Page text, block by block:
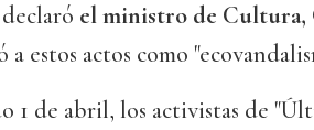
declaró el ministro de Cultura,
a estos actos como
1 de abril, los activistas de